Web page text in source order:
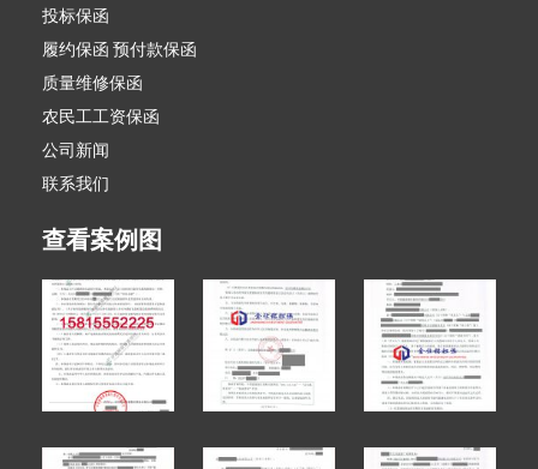
投标保函
履约保函 预付款保函
质量维修保函
农民工工资保函
公司新闻
联系我们
查看案例图